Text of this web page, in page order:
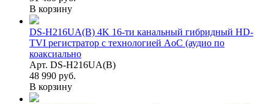
В корзину
DS-H216UA(B) 4K 16-ти канальный гибридный HD-
TVI регистратор c технологией AoC (аудио по
коаксиально
Арт. DS-H216UA(B)
48 990 руб.
В корзину